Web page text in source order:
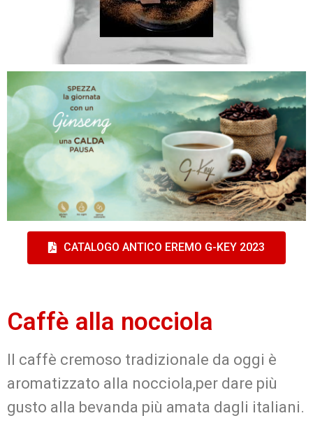
CATALOGO ANTICO EREMO G-KEY 2023
Caffè alla nocciola
Il caffè cremoso tradizionale da oggi è
aromatizzato alla nocciola,per dare più
gusto alla bevanda più amata dagli italiani.